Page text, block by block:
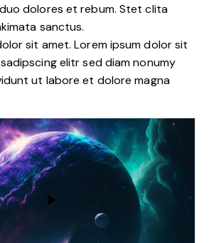
dolores et rebum. Stet clita
sanctus.
sit amet. Lorem ipsum dolor sit
elitr sed diam nonumy
ut labore et dolore magna